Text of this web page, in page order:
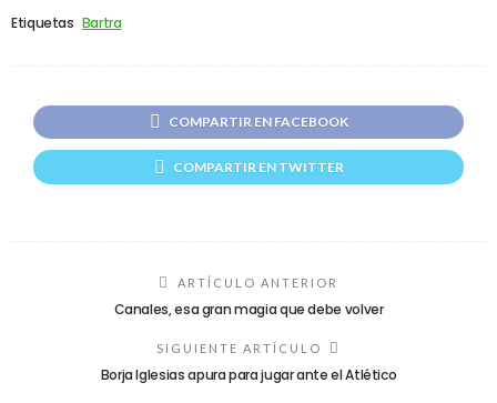
Etiquetas Bartra
COMPARTIR EN FACEBOOK
COMPARTIR EN TWITTER
ARTÍCULO ANTERIOR
Canales, esa gran magia que debe volver
SIGUIENTE ARTÍCULO
Borja Iglesias apura para jugar ante el Atlético